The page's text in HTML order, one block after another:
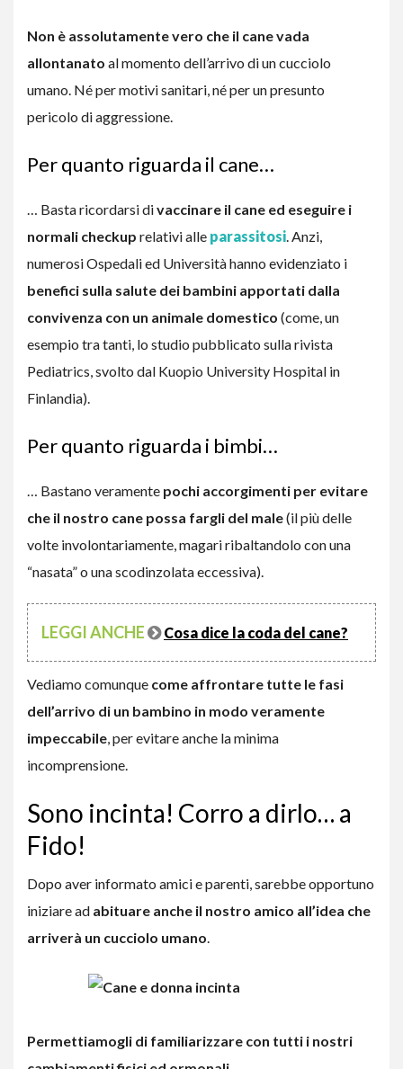
Non è assolutamente vero che il cane vada
allontanato al momento dell’arrivo di un cucciolo
umano. Né per motivi sanitari, né per un presunto
pericolo di aggressione.
Per quanto riguarda il cane…
… Basta ricordarsi divaccinare il cane ed eseguire i
normali checkup relativi alle parassitosi . Anzi,
numerosi Ospedali ed Università hanno evidenziato i
benefici sulla salute dei bambini apportati dalla
convivenza con un animale domestico (come, un
esempio tra tanti, lo studio pubblicato sulla rivista
Pediatrics, svolto dal Kuopio University Hospital in
Finlandia).
Per quanto riguarda i bimbi…
… Bastano veramente pochi accorgimenti per evitare
che il nostro cane possa fargli del male(il più delle
volte involontariamente, magari ribaltandolo con una
“nasata” o una scodinzolata eccessiva).
LEGGI ANCHE Cosa dice la coda del cane?
Vediamo comunque come affrontare tutte le fasi
dell’arrivo di un bambino in modo veramente
impeccabile , per evitare anche la minima
incomprensione.
Sono incinta! Corro a dirlo… a
Fido!
Dopo aver informato amici e parenti, sarebbe opportuno
iniziare ad abituare anche il nostro amico all’idea che
arriverà un cucciolo umano
Permettiamogli di familiarizzare con tutti i nostri